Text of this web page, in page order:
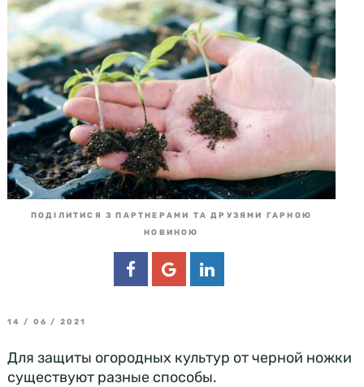
ПОДІЛИТИСЯ З ПАРТНЕРАМИ ТА ДРУЗЯМИ ГАРНОЮ
НОВИНОЮ
14 / 06 / 2021
Для защиты огородных культур от черной ножки
существуют разные способы.